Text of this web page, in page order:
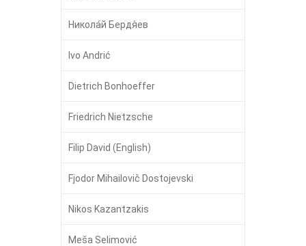
Никола́й Бердя́ев
Ivo Andrić
Dietrich Bonhoeffer
Friedrich Nietzsche
Filip David (English)
Fjodor Mihailovič Dostojevski
Nikos Kazantzakis
Meša Selimović